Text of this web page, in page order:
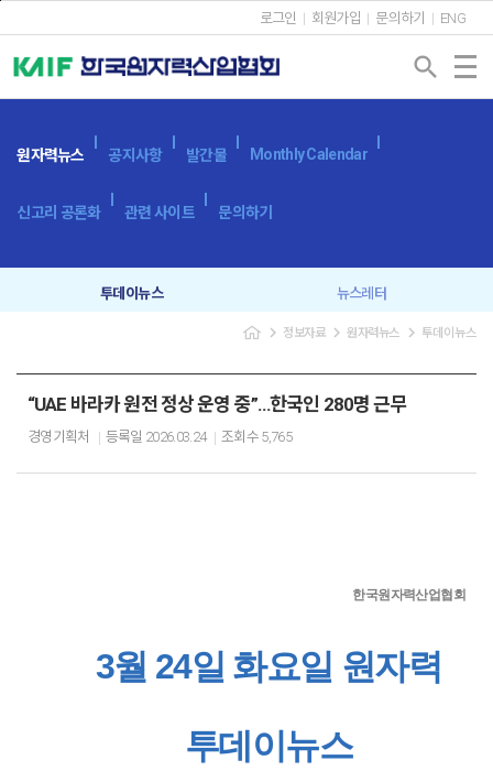
로그인 회원가입 문의하기 ENG
search
원자력뉴스 공지사항 발간물 Monthly Calendar
신고리 공론화 관련 사이트 문의하기
투데이뉴스 뉴스레터
navigate_next 정보자료 navigate_next원자력뉴스 navigate_next 투데이뉴스
“UAE 바라카 원전 정상 운영 중”…한국인 280명 근무
경영기획처 등록일 2026.03.24 조회수 5,765
한국원자력산업협회
3월 24일 화요일 원자력
투데이뉴스